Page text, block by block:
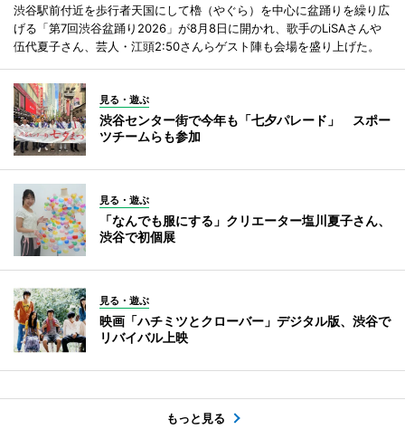
渋谷駅前付近を歩行者天国にして櫓（やぐら）を中心に盆踊りを繰り広
げる「第7回渋谷盆踊り2026」が8月8日に開かれ、歌手のLiSAさんや
伍代夏子さん、芸人・江頭2:50さんらゲスト陣も会場を盛り上げた。
見る・遊ぶ
渋谷センター街で今年も「七夕パレード」 スポー
ツチームらも参加
見る・遊ぶ
「なんでも服にする」クリエーター塩川夏子さん、
渋谷で初個展
見る・遊ぶ
映画「ハチミツとクローバー」デジタル版、渋谷で
リバイバル上映
もっと見る